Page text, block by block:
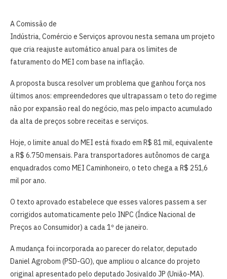
A Comissão de
Indústria, Comércio e Serviços aprovou nesta semana um projeto
que cria reajuste automático anual para os limites de
faturamento do MEI com base na inflação.
A proposta busca resolver um problema que ganhou força nos
últimos anos: empreendedores que ultrapassam o teto do regime
não por expansão real do negócio, mas pelo impacto acumulado
da alta de preços sobre receitas e serviços.
Hoje, o limite anual do MEI está fixado em R$ 81 mil, equivalente
a R$ 6.750 mensais. Para transportadores autônomos de carga
enquadrados como MEI Caminhoneiro, o teto chega a R$ 251,6
mil por ano.
O texto aprovado estabelece que esses valores passem a ser
corrigidos automaticamente pelo INPC (Índice Nacional de
Preços ao Consumidor) a cada 1º de janeiro.
A mudança foi incorporada ao parecer do relator, deputado
Daniel Agrobom (PSD-GO), que ampliou o alcance do projeto
original apresentado pelo deputado Josivaldo JP (União-MA).